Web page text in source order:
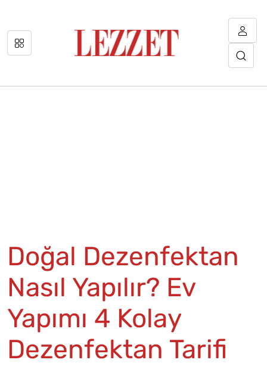
Doğal Dezenfektan
Nasıl Yapılır? Ev
Yapımı 4 Kolay
Dezenfektan Tarifi